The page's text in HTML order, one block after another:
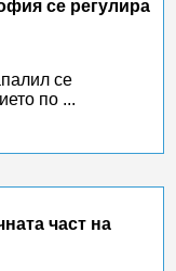
се регулира
се
по ...
част на